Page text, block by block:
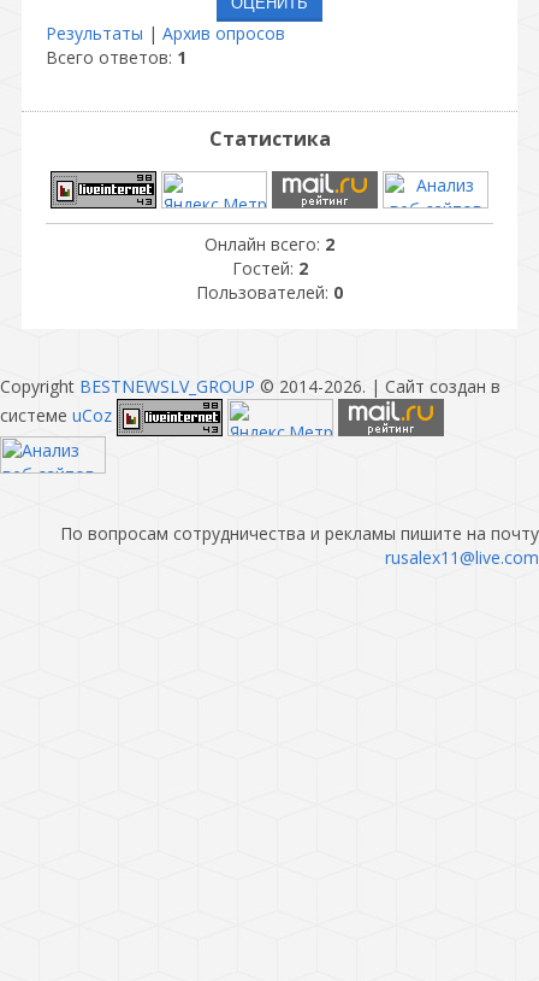
Результаты | Архив опросов
Всего ответов: 1
Статистика
Онлайн всего: 2
Гостей: 2
Пользователей: 0
Copyright BESTNEWSLV_GROUP © 2014-2026. | Сайт создан в
системе uCoz
По вопросам сотрудничества и рекламы пишите на почту
rusalex11@live.com